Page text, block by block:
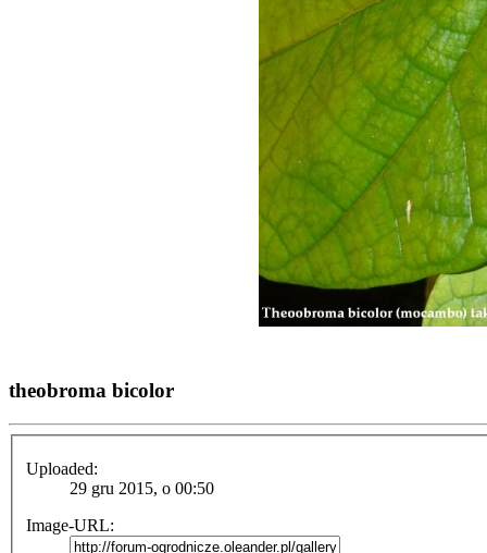
theobroma bicolor
Uploaded:
29 gru 2015, o 00:50
Image-URL: